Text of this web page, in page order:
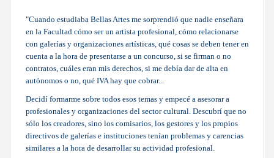
"Cuando estudiaba Bellas Artes me sorprendió que nadie enseñara
en la Facultad cómo ser un artista profesional, cómo relacionarse
con galerías y organizaciones artísticas, qué cosas se deben tener en
cuenta a la hora de presentarse a un concurso, si se firman o no
contratos, cuáles eran mis derechos, si me debía dar de alta en
autónomos o no, qué IVA hay que cobrar...
Decidí formarme sobre todos esos temas y empecé a asesorar a
profesionales y organizaciones del sector cultural. Descubrí que no
sólo los creadores, sino los comisarios, los gestores y los propios
directivos de galerías e instituciones tenían problemas y carencias
similares a la hora de desarrollar su actividad profesional.